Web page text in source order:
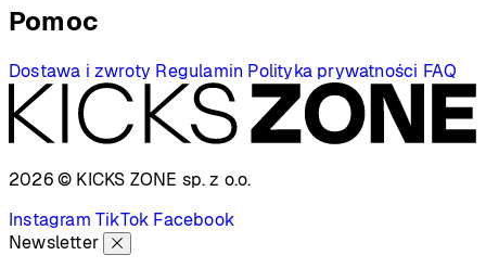
Pomoc
Dostawa i zwroty Regulamin Polityka prywatności FAQ
2026 © KICKS ZONE sp. z o.o.
Instagram TikTok Facebook
Newsletter